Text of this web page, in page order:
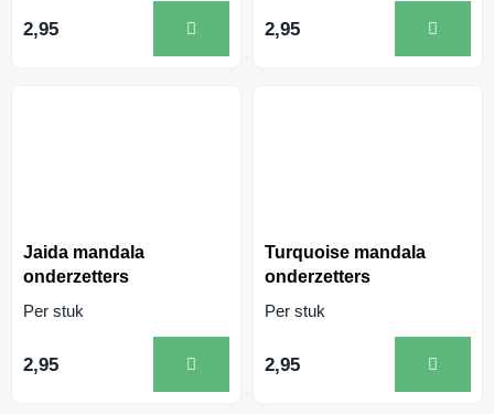
2,95 2,95
Jaida mandala
onderzetters
Per stuk
2,95
Turquoise mandala
onderzetters
Per stuk
2,95